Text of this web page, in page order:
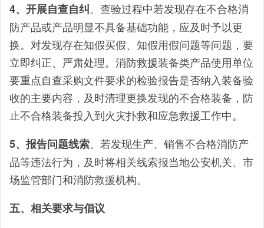
4、开展自查自纠。查验过程中若发现存在不合格消
防产品或产品明显不具备基础功能，应及时予以更
换。对发现存在知假买假、知假用假问题等问题，要
立即纠正、严肃处理。消防救援装备类产品使用单位
要重点自查采购文件要求的检验报告是否纳入装备验
收的主要内容，及时清理更换发现的不合格装备，防
止不合格装备投入到火灾扑救和应急救援工作中。
5、报告问题线索。若发现生产、销售不合格消防产
品等违法行为，及时将相关线索报当地公安机关、市
场监管部门和消防救援机构。
五、相关要求与倡议